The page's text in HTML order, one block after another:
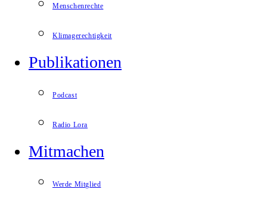
Menschenrechte
Klimagerechtigkeit
Publikationen
Podcast
Radio Lora
Mitmachen
Werde Mitglied